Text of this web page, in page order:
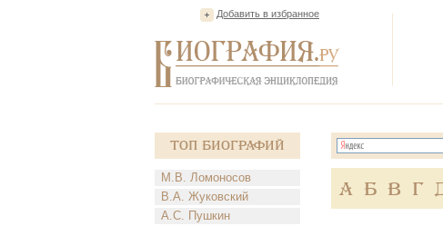
Добавить в избранное
Топ Биографий
М.В. Ломоносов
В.А. Жуковский
А.С. Пушкин
А Б В Г